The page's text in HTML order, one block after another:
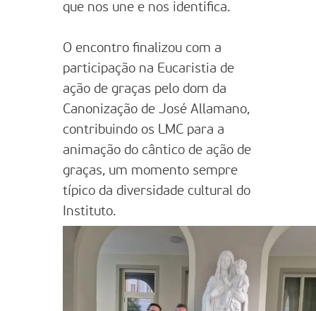
que nos une e nos identifica.
O encontro finalizou com a
participação na Eucaristia de
ação de graças pelo dom da
Canonização de José Allamano,
contribuindo os LMC para a
animação do cântico de ação de
graças, um momento sempre
típico da diversidade cultural do
Instituto.